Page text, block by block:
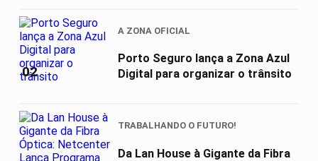
02
A ZONA OFICIAL
Porto Seguro lança a Zona Azul
Digital para organizar o trânsito
TRABALHANDO O FUTURO!
Da Lan House à Gigante da Fibra